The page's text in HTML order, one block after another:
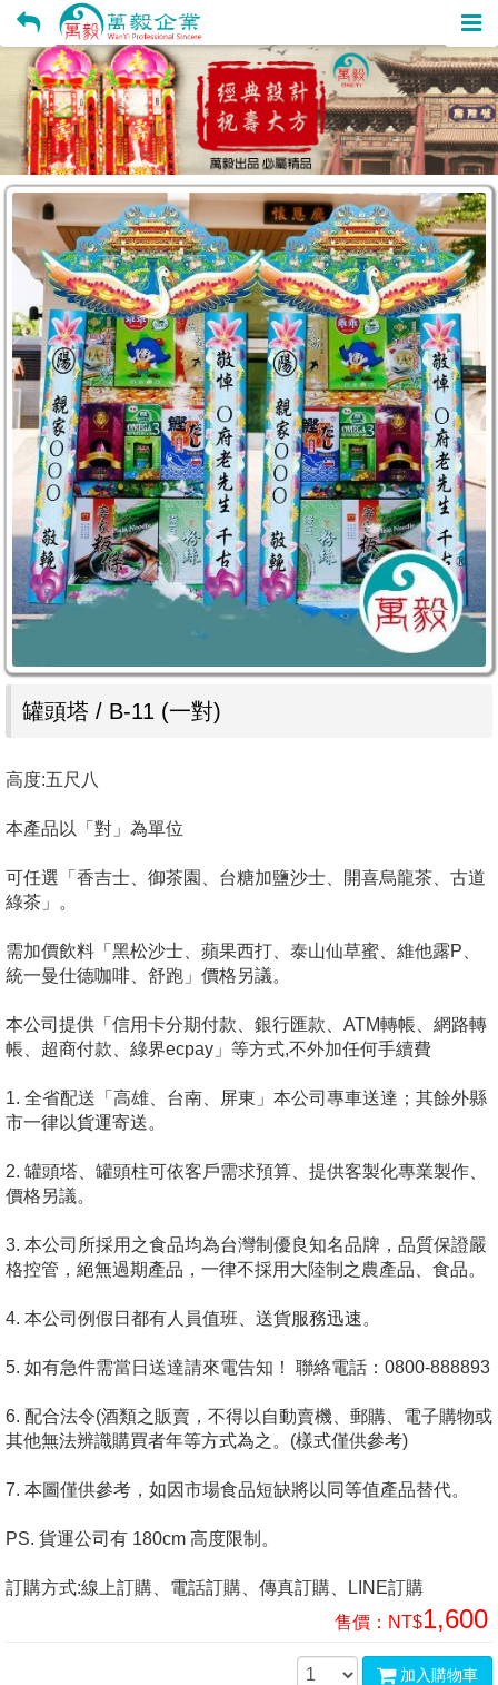
罐頭塔 / B-11 (一對)
高度:五尺八
本產品以「對」為單位
可任選「香吉士、御茶園、台糖加鹽沙士、開喜烏龍茶、古道
綠茶」。
需加價飲料「黑松沙士、蘋果西打、泰山仙草蜜、維他露P、
統一曼仕德咖啡、舒跑」價格另議。
本公司提供「信用卡分期付款、銀行匯款、ATM轉帳、網路轉
帳、超商付款、綠界ecpay」等方式,不外加任何手續費
1. 全省配送「高雄、台南、屏東」本公司專車送達；其餘外縣
市一律以貨運寄送。
2. 罐頭塔、罐頭柱可依客戶需求預算、提供客製化專業製作、
價格另議。
3. 本公司所採用之食品均為台灣制優良知名品牌，品質保證嚴
格控管，絕無過期產品，一律不採用大陸制之農產品、食品。
4. 本公司例假日都有人員值班、送貨服務迅速。
5. 如有急件需當日送達請來電告知！ 聯絡電話：0800-888893
6. 配合法令(酒類之販賣，不得以自動賣機、郵購、電子購物或
其他無法辨識購買者年等方式為之。(樣式僅供參考)
7. 本圖僅供參考，如因市場食品短缺將以同等值產品替代。
PS. 貨運公司有 180cm 高度限制。
訂購方式:線上訂購、電話訂購、傳真訂購、LINE訂購
售價： NT$1,600
加入購物車